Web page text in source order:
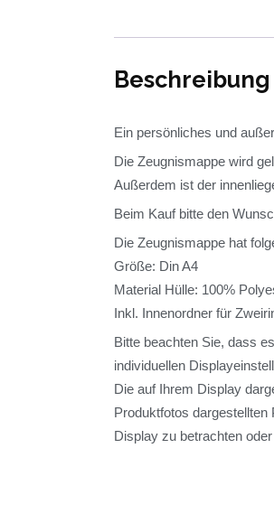
Beschreibung
Ein persönliches und
Die Zeugnismappe wird
Außerdem ist der
Beim Kauf bitte den
Die Zeugnismappe hat
Größe: Din A4
Material Hülle: 100%
Inkl. Innenordner für
Bitte beachten Sie, dass
individuellen
Die auf Ihrem Display
Produktfotos
Display zu betrachten